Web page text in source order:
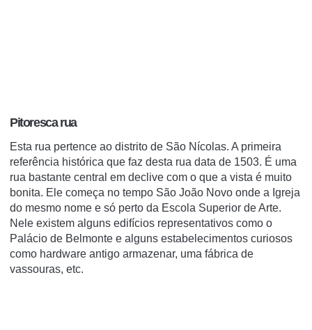
Pitoresca rua
Esta rua pertence ao distrito de São Nícolas. A primeira
referência histórica que faz desta rua data de 1503. É uma
rua bastante central em declive com o que a vista é muito
bonita. Ele começa no tempo São João Novo onde a Igreja
do mesmo nome e só perto da Escola Superior de Arte.
Nele existem alguns edifícios representativos como o
Palácio de Belmonte e alguns estabelecimentos curiosos
como hardware antigo armazenar, uma fábrica de
vassouras, etc.